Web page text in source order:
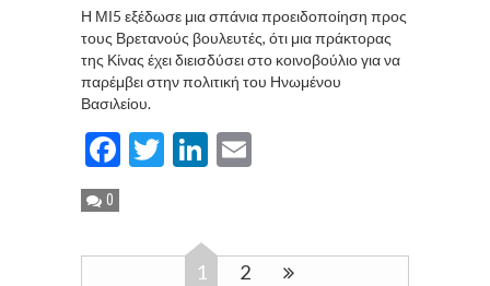
Η ΜΙ5 εξέδωσε μια σπάνια προειδοποίηση προς
τους Βρετανούς βουλευτές, ότι μια πράκτορας
της Κίνας έχει διεισδύσει στο κοινοβούλιο για να
παρέμβει στην πολιτική του Ηνωμένου
Βασιλείου.
Facebook
TwitterLinkedIn
0
1 2